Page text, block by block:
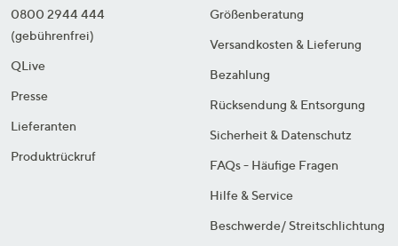
0800 2944 444
(gebührenfrei)
QLive
Presse
Lieferanten
Produktrückruf
Größenberatung
Versandkosten & Lieferung
Bezahlung
Rücksendung & Entsorgung
Sicherheit & Datenschutz
FAQs - Häufige Fragen
Hilfe & Service
Beschwerde/ Streitschlichtung